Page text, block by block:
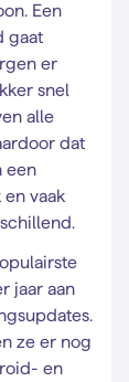
Een
gaat
er
snel
alle
dat
een
vaak
jaar aan
ze er nog
en